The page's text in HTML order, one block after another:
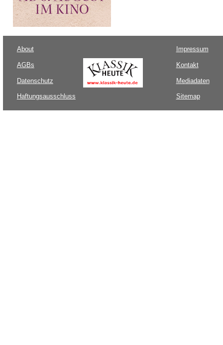
About
AGBs
Datenschutz
Haftungsausschluss
Impressum
Kontakt
Mediadaten
Sitemap